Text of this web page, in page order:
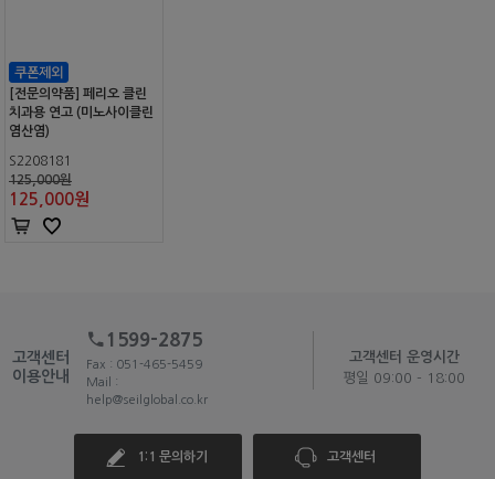
[전문의약품] 페리오 클린
치과용 연고 (미노사이클린
염산염)
S2208181
125,000원
125,000원
고객센터
이용안내
1599-2875
Fax : 051-465-5459
Mail :
help@seilglobal.co.kr
고객센터 운영시간
평일 09:00 - 18:00
1:1 문의하기 고객센터